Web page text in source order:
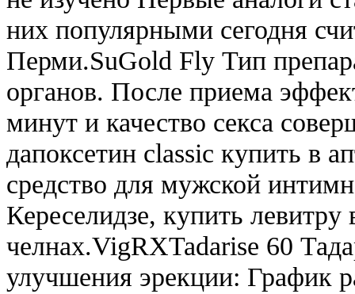
них популярными сегодня
Перми.SuGold Fly Тип
органов. После приема
минут и качество секса
дапоксетин classic купить в
средство для мужской
Кереселидзе, купить
челнах.VigRXTadarise 60
улучшения эрекции: График